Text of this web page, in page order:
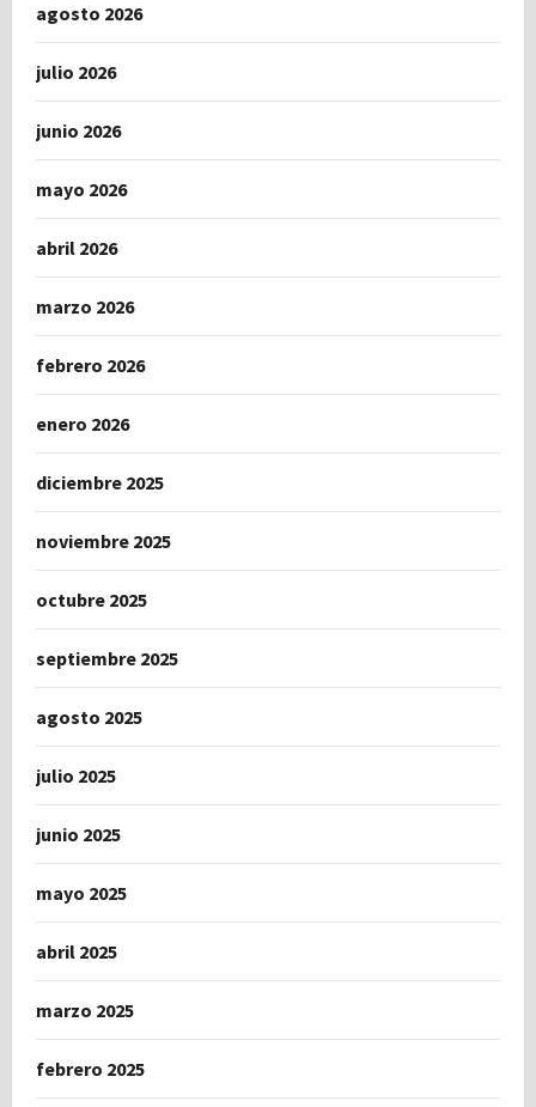
agosto 2026
julio 2026
junio 2026
mayo 2026
abril 2026
marzo 2026
febrero 2026
enero 2026
diciembre 2025
noviembre 2025
octubre 2025
septiembre 2025
agosto 2025
julio 2025
junio 2025
mayo 2025
abril 2025
marzo 2025
febrero 2025